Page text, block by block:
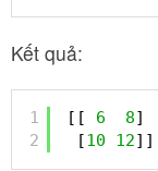
Kết quả:
1
2
[[ 6 8]
[10 12]]